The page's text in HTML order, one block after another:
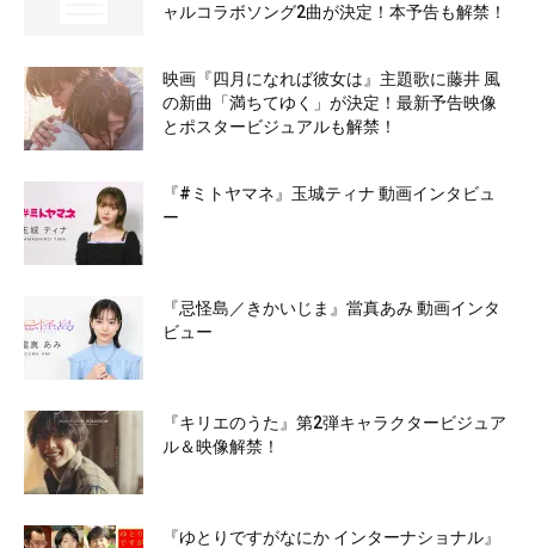
ャルコラボソング2曲が決定！本予告も解禁！
映画『四月になれば彼女は』主題歌に藤井 風
の新曲「満ちてゆく」が決定！最新予告映像
とポスタービジュアルも解禁！
『#ミトヤマネ』玉城ティナ 動画インタビュ
ー
『忌怪島／きかいじま』當真あみ 動画インタ
ビュー
『キリエのうた』第2弾キャラクタービジュア
ル＆映像解禁！
『ゆとりですがなにか インターナショナル』